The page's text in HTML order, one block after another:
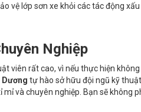
vệ lớp sơn xe khỏi các tác động
Nghiệp
viên rất cao, vì nếu thực hiện
Dương tự hào sở hữu đội ngũ kỹ
và chuyên nghiệp. Bạn sẽ không